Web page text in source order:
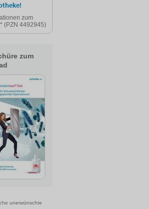
zum
(PZN 4492945)
zum
unerwünschte